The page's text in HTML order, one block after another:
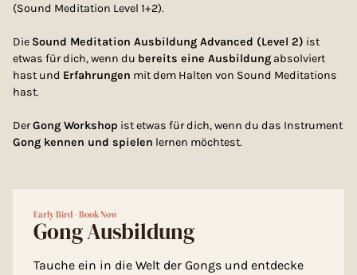
(Sound Meditation Level 1+2).
Die Sound Meditation Ausbildung Advanced (Level 2) ist
etwas für dich, wenn du bereits eine Ausbildung absolviert
hast und Erfahrungen mit dem Halten von Sound Meditations
hast.
DerGong Workshop ist etwas für dich, wenn du das Instrument
Gong kennen und spielen lernen möchtest.
Early Bird - Book Now
Gong Ausbildung
Tauche ein in die Welt der Gongs und entdecke